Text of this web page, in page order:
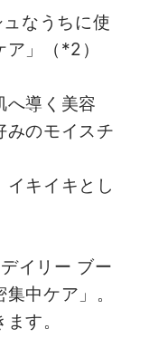
なうちに使
」（*2）
へ導く美容
みのモイスチ
イキイキとし
イリー ブー
中ケア」。
す。